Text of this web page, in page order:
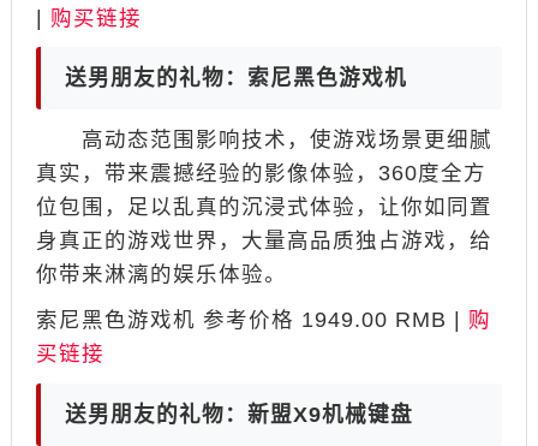
| 购买链接
送男朋友的礼物：索尼黑色游戏机
高动态范围影响技术，使游戏场景更细腻
真实，带来震撼经验的影像体验，360度全方
位包围，足以乱真的沉浸式体验，让你如同置
身真正的游戏世界，大量高品质独占游戏，给
你带来淋漓的娱乐体验。
索尼黑色游戏机 参考价格 1949.00 RMB | 购
买链接
送男朋友的礼物：新盟X9机械键盘